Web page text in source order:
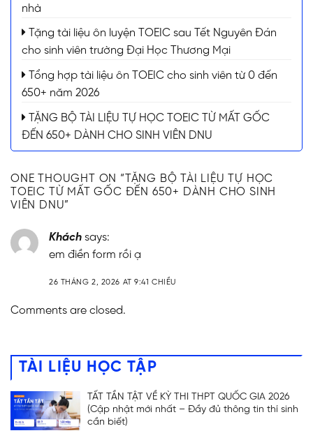
nhà
Tặng tài liệu ôn luyện TOEIC sau Tết Nguyên Đán
cho sinh viên trường Đại Học Thương Mại
Tổng hợp tài liệu ôn TOEIC cho sinh viên từ 0 đến
650+ năm 2026
TẶNG BỘ TÀI LIỆU TỰ HỌC TOEIC TỪ MẤT GỐC
ĐẾN 650+ DÀNH CHO SINH VIÊN DNU
ONE THOUGHT ON “
TẶNG BỘ TÀI LIỆU TỰ HỌC
TOEIC TỪ MẤT GỐC ĐẾN 650+ DÀNH CHO SINH
VIÊN DNU”
Khách says:
em điền form rồi ạ
26 THÁNG 2, 2026 AT 9:41 CHIỀU
Comments are closed.
TÀI LIỆU HỌC TẬP
TẤT TẦN TẬT VỀ KỲ THI THPT QUỐC GIA 2026
(Cập nhật mới nhất – Đầy đủ thông tin thí sinh
cần biết)